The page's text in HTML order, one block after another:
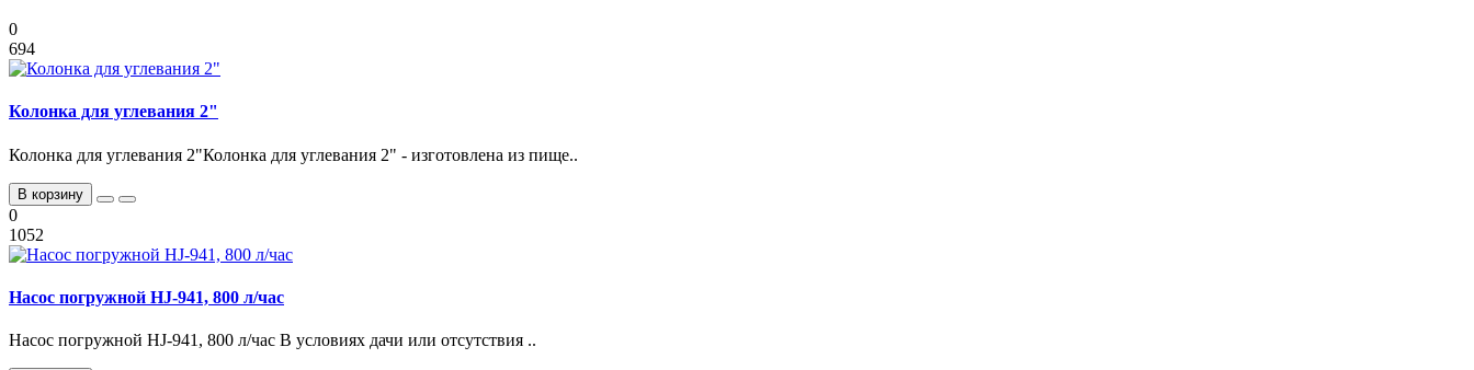
0
694
Колонка для углевания 2"
Колонка для углевания 2"Колонка для углевания 2" - изготовлена из пище..
В корзину
0
1052
Насос погружной HJ-941, 800 л/час
Насос погружной HJ-941, 800 л/час В условиях дачи или отсутствия ..